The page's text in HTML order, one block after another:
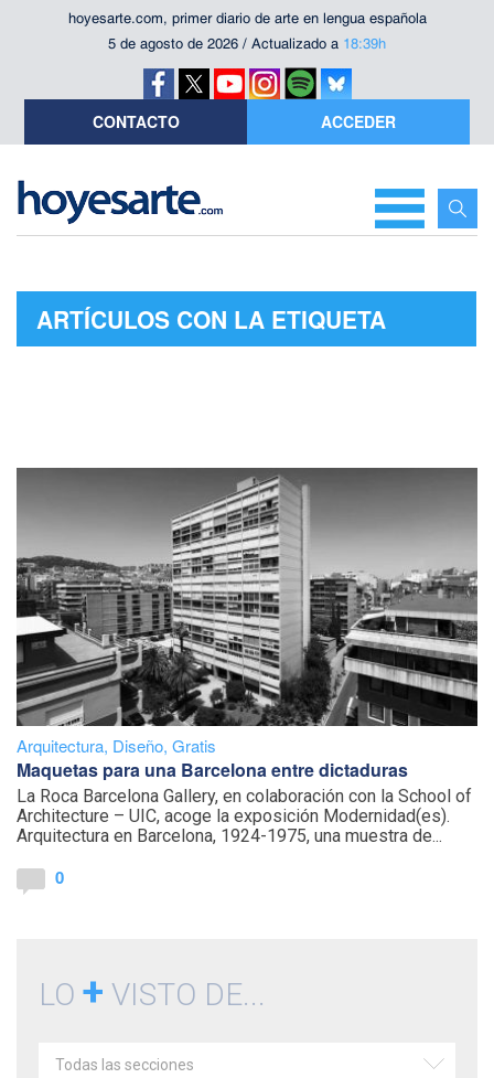
hoyesarte.com, primer diario de arte en lengua española
5 de agosto de 2026 / Actualizado a 18:39h
CONTACTO ACCEDER
ARTÍCULOS CON LA ETIQUETA
Arquitectura, Diseño, Gratis
Maquetas para una Barcelona entre dictaduras
La Roca Barcelona Gallery, en colaboración con la School of
Architecture – UIC, acoge la exposición Modernidad(es).
Arquitectura en Barcelona, 1924-1975, una muestra de...
0
LO + VISTO DE...
Todas las secciones